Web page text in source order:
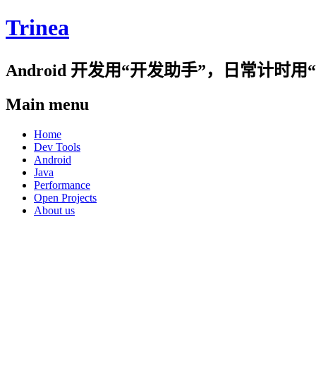
Trinea
Android 开发用“开发助手”，日常计时用
Main menu
Skip
content
Home
Dev Tools
Android
Java
Performance
Open Projects
About us